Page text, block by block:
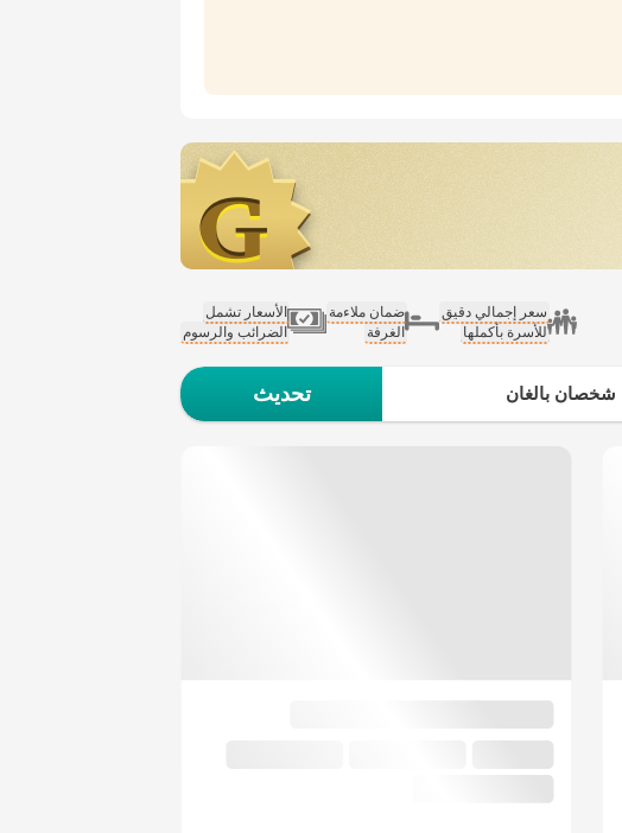
سعر إجمالي دقيق
للأسرة بأكملها
ضمان ملاءمة
الغرفة
الأسعار تشمل
الضرائب والرسوم
شخصان بالغان تحديث